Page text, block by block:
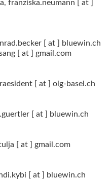
franziska.neumann [ at ]
[ at ] bluewin.ch
[ at ] gmail.com
[ at ] olg-basel.ch
[ at ] bluewin.ch
[ at ] gmail.com
[ at ] bluewin.ch